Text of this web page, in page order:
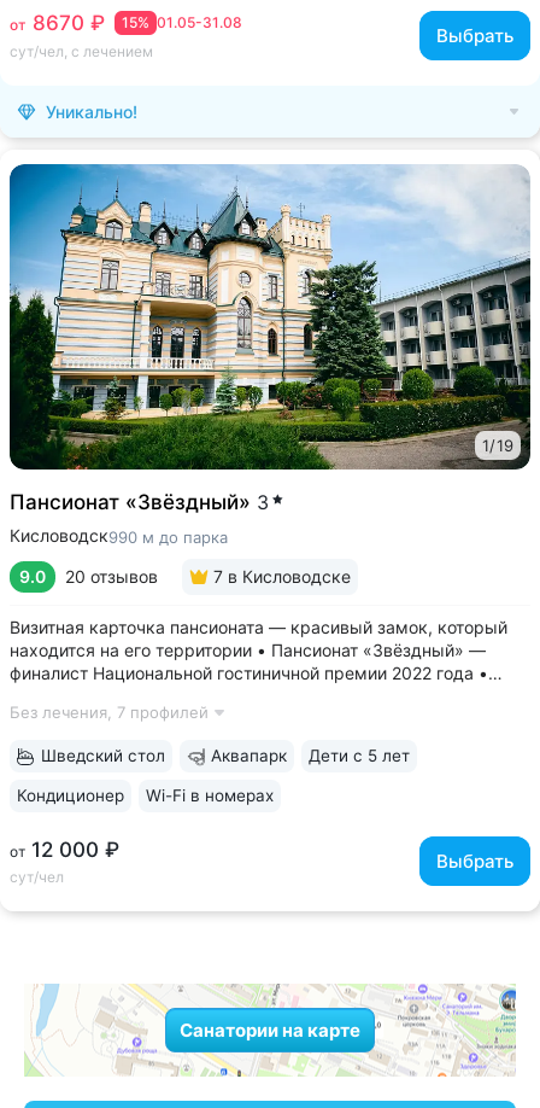
01.05-31.08
15%
от 8670 ₽
сут/чел, с лечением
Выбрать
Уникально!
1/19
Пансионат «Звёздный» 3
Кисловодск990 м до парка
9.0 20 отзывов 7 в Кисловодске
Визитная карточка пансионата — красивый замок, который
находится на его территории • Пансионат «Звёздный» —
финалист Национальной гостиничной премии 2022 года •
на горы и замок • В стоимость проживания включён завтрак
Без лечения, 7 профилей
от 12 000 ₽
сут/чел
Выбрать
Шведский стол Аквапарк Дети с 5 лет
Кондиционер Wi-Fi в номерах
Санатории на карте